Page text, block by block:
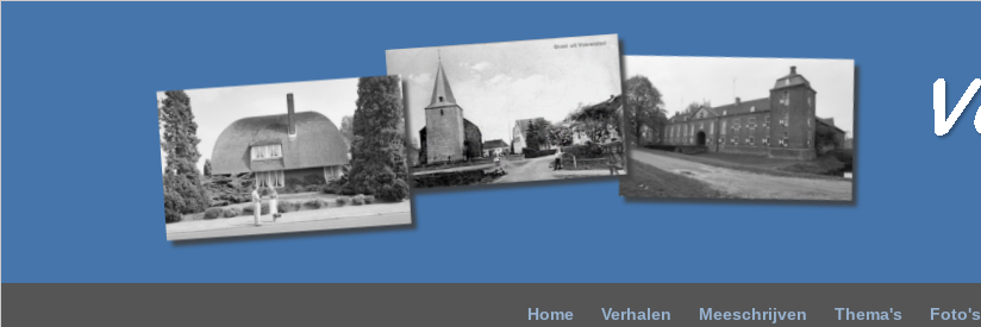
Home Verhalen Meeschrijven Thema's Foto's